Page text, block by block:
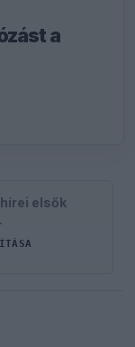
a
elsők